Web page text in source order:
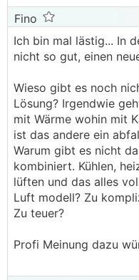
Fino
Ich bin mal lästig... In
nicht so gut, einen
Wieso gibt es noch
Lösung? Irgendwie
mit Wärme wohin mit
ist das andere ein
Warum gibt es nicht
kombiniert. Kühlen,
lüften und das alles
Luft modell? Zu
Zu teuer?
Profi Meinung dazu